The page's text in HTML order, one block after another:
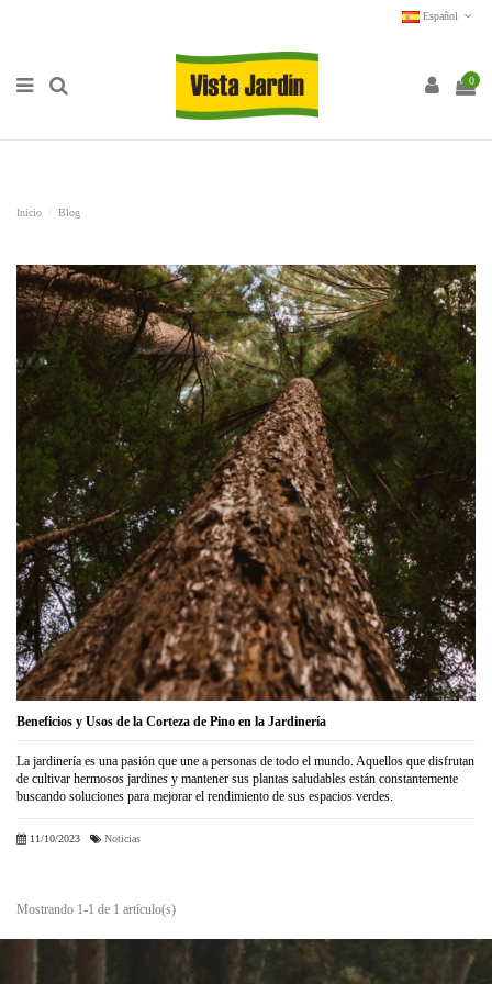
Español
0
Inicio Blog
Beneficios y Usos de la Corteza de Pino en la Jardinería
La jardinería es una pasión que une a personas de todo el mundo. Aquellos que disfrutan
de cultivar hermosos jardines y mantener sus plantas saludables están constantemente
buscando soluciones para mejorar el rendimiento de sus espacios verdes.
11/10/2023 Noticias
Mostrando 1-1 de 1 artículo(s)